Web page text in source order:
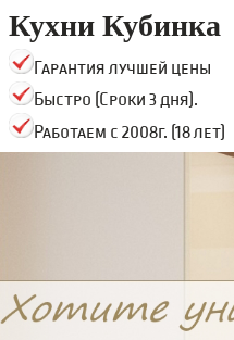
Кухни Кубинка
Гарантия лучшей цены
Быстро (Сроки 3 дня).
Работаем с 2008г. (18 лет)